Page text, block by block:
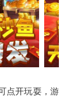
点开玩耍，游